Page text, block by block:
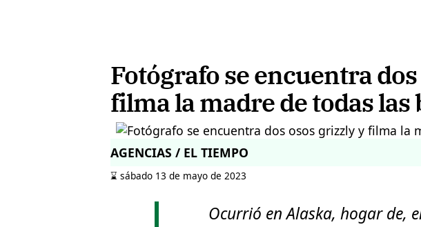
Fotógrafo se encuentra
filma la madre de todas las
AGENCIAS / EL TIEMPO
⌛️ sábado 13 de mayo de 2023
Ocurrió en Alaska, hogar de,